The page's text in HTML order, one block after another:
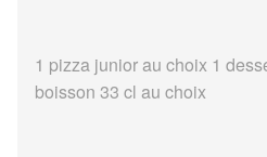
1 pizza junior au choix 1
boisson 33 cl au choix